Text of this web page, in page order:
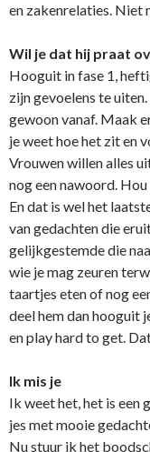
en zakenrelaties. Niet
Wil je dat hij praat
Hooguit in fase 1,
zijn gevoelens te
gewoon vanaf. Maak
je weet hoe het zit en
Vrouwen willen alles
nog een nawoord.
En dat is wel het
van gedachten die
gelijkgestemde die
wie je mag zeuren
taartjes eten of nog
deel hem dan hooguit
en play hard to get.
Ik mis je
Ik weet het, het is een
jes met mooie
Nu stuur ik het